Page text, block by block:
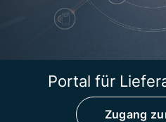
Portal für
Zugang